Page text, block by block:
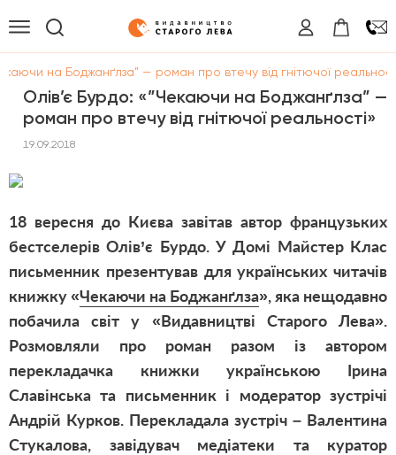
на Боджанґлза” — роман про втечу від гнітючої
Олів’є Бурдо: «”Чекаючи на Боджанґлза” —
роман про втечу від гнітючої реальності»
19.09.2018
18 вересня до Києва завітав автор французьких
бестселерів Олів’є Бурдо. У Домі Майстер Клас
письменник презентував для українських читачів
книжку «Чекаючи на Боджанґлза», яка нещодавно
побачила світ у «Видавництві Старого Лева».
Розмовляли про роман разом із автором
перекладачка книжки українською Ірина
Славінська та письменник і модератор зустрічі
Андрій Курков. Перекладала зустріч – Валентина
Стукалова, завідувач медіатеки та куратор